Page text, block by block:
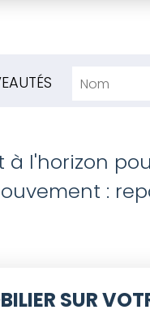
à l'horizon
:
SUR